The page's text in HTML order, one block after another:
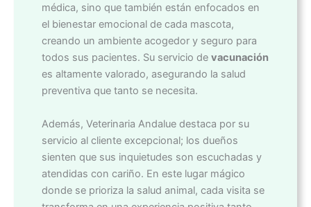
médica, sino que también están enfocados en
el bienestar emocional de cada mascota,
creando un ambiente acogedor y seguro para
todos sus pacientes. Su servicio de vacunación
es altamente valorado, asegurando la salud
preventiva que tanto se necesita.
Además, Veterinaria Andalue destaca por su
servicio al cliente excepcional; los dueños
sienten que sus inquietudes son escuchadas y
atendidas con cariño. En este lugar mágico
donde se prioriza la salud animal, cada visita se